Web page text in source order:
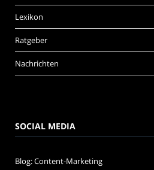
Lexikon
Ratgeber
Nachrichten
SOCIAL MEDIA
Blog: Content-Marketing